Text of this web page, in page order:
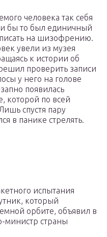
человека так себя
бы то был единичный
на шизофрению.
увели из музея
к истории об
проверить записи
у него на голове
появилась
которой по всей
спустя пару
в панике стрелять.
испытания
который
орбите, объявил в
министр страны